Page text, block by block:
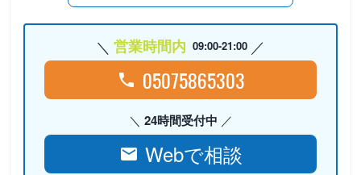
営業時間内 09:00-21:00
05075865303
24時間受付中
Webで相談